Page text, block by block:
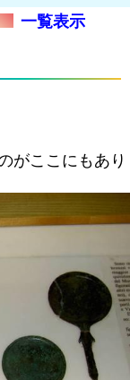
一覧表示
がここにもあり